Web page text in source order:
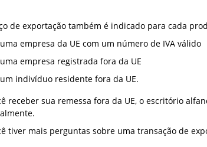
de exportação também é indicado para cada
uma empresa da UE com um número de IVA válido
uma empresa registrada fora da UE
um indivíduo residente fora da UE.
receber sua remessa fora da UE, o escritório
tiver mais perguntas sobre uma transação de